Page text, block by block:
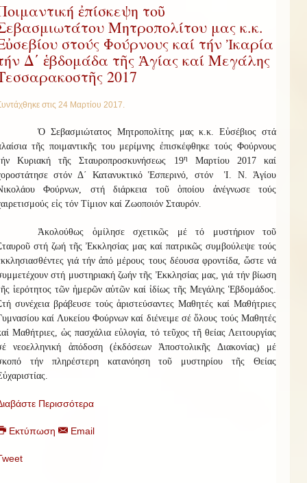
ἐπίσκεψη τοῦ
Μητροπολίτου μας κ.κ.
στούς Φούρνους καί τήν Ἰκαρία
Δ΄ ἑβδομάδα τῆς Ἁγίας καί Μεγάλης
2017
στις 24 Μαρτίου 2017.
Ὁ Σεβασμιώτατος Μητροπολίτης μας κ.κ. Εὐσέβιος στά
τῆς ποιμαντικῆς του μερίμνης ἐπισκέφθηκε τούς Φούρνους
Κυριακή τῆς Σταυροπροσκυνήσεως 19ηΜαρτίου 2017 καί
στόν Δ΄ Κατανυκτικό Ἑσπερινό, στόν Ἱ. Ν. Ἁγίου
Φούρνων, στή διάρκεια τοῦ ὁποίου ἀνέγνωσε τούς
εἰς τόν Τίμιον καί Ζωοποιόν Σταυρόν.
Ἀκολούθως ὁμίλησε σχετικῶς μέ τό μυστήριον τοῦ
στή ζωή τῆς Ἐκκλησίας μας καί πατρικῶς συμβούλεψε τούς
γιά τήν ἀπό μέρους τους δέουσα φροντίδα, ὥστε νά
στή μυστηριακή ζωήν τῆς Ἐκκλησίας μας, γιά τήν βίωση
ἱερότητος τῶν ἡμερῶν αὐτῶν καί ἰδίως τῆς Μεγάλης Ἑβδομάδος.
συνέχεια βράβευσε τούς ἀριστεύσαντες Μαθητές καί Μαθήτριες
καί Λυκείου Φούρνων καί διένειμε σέ ὅλους τούς Μαθητές
Μαθήτριες, ὡς πασχάλια εὐλογία, τό τεῦχος τῆ θείας Λειτουργίας
νεοελληνική ἀπόδοση (ἐκδόσεων Ἀποστολικῆς Διακονίας) μέ
τήν πληρέστερη κατανόηση τοῦ μυστηρίου τῆς Θείας
Περισσότερα
Εκτύπωση Email